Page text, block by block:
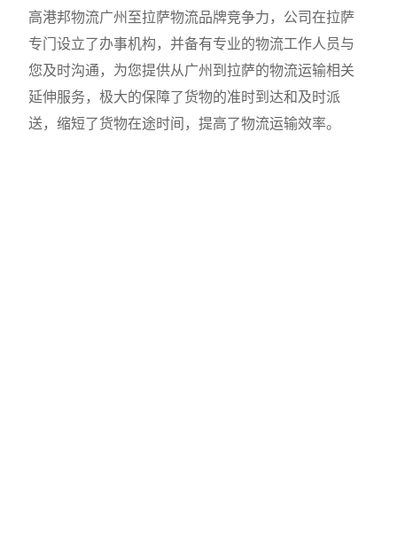
高港邦物流广州至拉萨物流品牌竞争力，公司在拉萨
专门设立了办事机构，并备有专业的物流工作人员与
您及时沟通，为您提供从广州到拉萨的物流运输相关
延伸服务，极大的保障了货物的准时到达和及时派
送，缩短了货物在途时间，提高了物流运输效率。